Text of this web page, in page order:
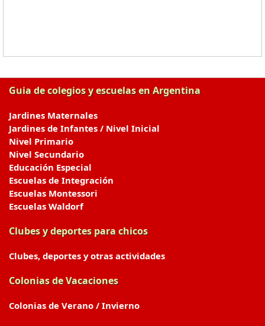
Guia de colegios y escuelas en Argentina
Jardines Maternales
Jardines de Infantes / Nivel Inicial
Nivel Primario
Nivel Secundario
Educación Especial
Escuelas de Integración
Escuelas Montessori
Escuelas Waldorf
Clubes y deportes para chicos
Clubes, deportes y otras actividades
Colonias de Vacaciones
Colonias de Verano / Invierno